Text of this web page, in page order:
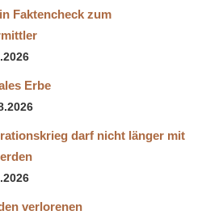
Faktencheck zum
Erbe
darf nicht länger mit
verlorenen